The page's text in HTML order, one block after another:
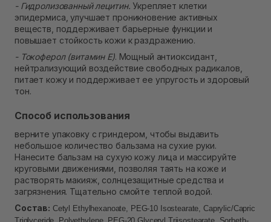
- Гидролизованный лецитин. Укрепляет клетки
эпидермиса, улучшает проникновение активных
веществ, поддерживает барьерные функции и
повышает стойкость кожи к раздражению.
- Токоферол (витамин E). Мощный антиоксидант,
нейтрализующий воздействие свободных радикалов,
питает кожу и поддерживает ее упругость и здоровый
тон.
Способ использования
верните упаковку с гриндером, чтобы выдавить
небольшое количество бальзама на сухие руки.
Нанесите бальзам на сухую кожу лица и массируйте
круговыми движениями, позволяя таять на коже и
растворять макияж, солнцезащитные средства и
загрязнения. Тщательно смойте теплой водой.
Состав: Cetyl Ethylhexanoate, PEG-10 Isostearate, Caprylic/Capric